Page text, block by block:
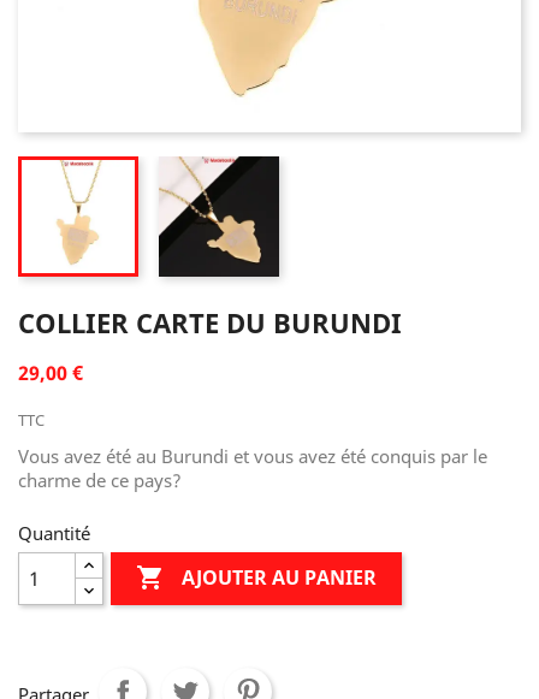
COLLIER CARTE DU BURUNDI
29,00 €
TTC
Vous avez été au Burundi et vous avez été conquis par le
charme de ce pays?
Quantité
 AJOUTER AU PANIER
Partager